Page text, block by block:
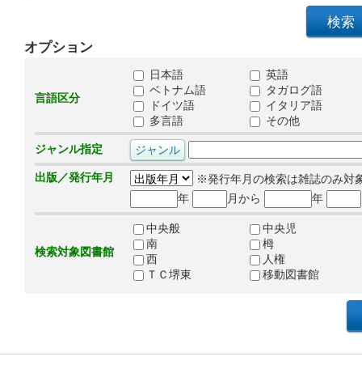
オプション
言語区分
日本語
英語
ベトナム語
タガログ語
ドイツ語
イタリア語
多言語
その他
ジャンル指定
出版／発行年月
※発行年月の検索は雑誌のみ対
年
月から 年
検索対象図書館
中央般
中央児
南
栂
西
人権
ＴＣ堺東
移動図書館